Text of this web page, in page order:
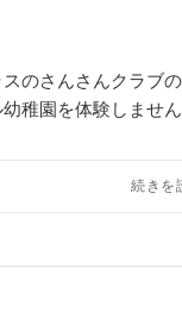
のさんさんクラブ
稚園を体験しませ